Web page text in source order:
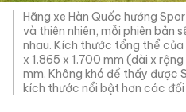
Hãng xe Hàn Quốc hướng
và thiên nhiên, mỗi phiên bản
nhau. Kích thước tổng thể
x 1.865 x 1.700 mm (dài x
mm. Không khó để thấy được
kích thước nổi bật hơn các